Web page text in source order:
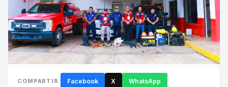
COMPARTIR Facebook X WhatsApp